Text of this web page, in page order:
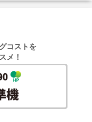
コストを
メ！